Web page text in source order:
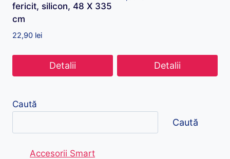
fericit, silicon, 48 X 335
cm
22,90 lei
Detalii Detalii
Caută
Caută
Accesorii Smart